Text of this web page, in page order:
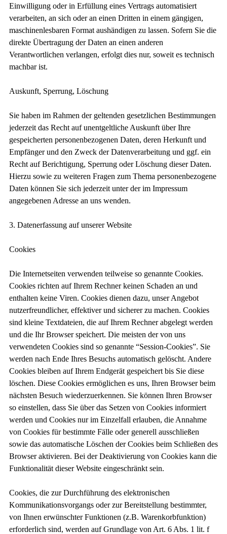
Einwilligung oder in Erfüllung eines Vertrags automatisiert
verarbeiten, an sich oder an einen Dritten in einem gängigen,
maschinenlesbaren Format aushändigen zu lassen. Sofern Sie die
direkte Übertragung der Daten an einen anderen
Verantwortlichen verlangen, erfolgt dies nur, soweit es technisch
machbar ist.
Auskunft, Sperrung, Löschung
Sie haben im Rahmen der geltenden gesetzlichen Bestimmungen
jederzeit das Recht auf unentgeltliche Auskunft über Ihre
gespeicherten personenbezogenen Daten, deren Herkunft und
Empfänger und den Zweck der Datenverarbeitung und ggf. ein
Recht auf Berichtigung, Sperrung oder Löschung dieser Daten.
Hierzu sowie zu weiteren Fragen zum Thema personenbezogene
Daten können Sie sich jederzeit unter der im Impressum
angegebenen Adresse an uns wenden.
3. Datenerfassung auf unserer Website
Cookies
Die Internetseiten verwenden teilweise so genannte Cookies.
Cookies richten auf Ihrem Rechner keinen Schaden an und
enthalten keine Viren. Cookies dienen dazu, unser Angebot
nutzerfreundlicher, effektiver und sicherer zu machen. Cookies
sind kleine Textdateien, die auf Ihrem Rechner abgelegt werden
und die Ihr Browser speichert. Die meisten der von uns
verwendeten Cookies sind so genannte “Session-Cookies”. Sie
werden nach Ende Ihres Besuchs automatisch gelöscht. Andere
Cookies bleiben auf Ihrem Endgerät gespeichert bis Sie diese
löschen. Diese Cookies ermöglichen es uns, Ihren Browser beim
nächsten Besuch wiederzuerkennen. Sie können Ihren Browser
so einstellen, dass Sie über das Setzen von Cookies informiert
werden und Cookies nur im Einzelfall erlauben, die Annahme
von Cookies für bestimmte Fälle oder generell ausschließen
sowie das automatische Löschen der Cookies beim Schließen des
Browser aktivieren. Bei der Deaktivierung von Cookies kann die
Funktionalität dieser Website eingeschränkt sein.
Cookies, die zur Durchführung des elektronischen
Kommunikationsvorgangs oder zur Bereitstellung bestimmter,
von Ihnen erwünschter Funktionen (z.B. Warenkorbfunktion)
erforderlich sind, werden auf Grundlage von Art. 6 Abs. 1 lit. f